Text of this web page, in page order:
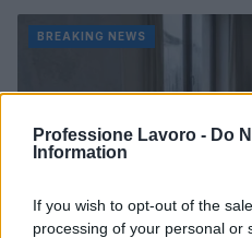
Professione Lavoro - Do
Information
If you wish to opt-out of the
processing of your personal or
BREAKING NEWS